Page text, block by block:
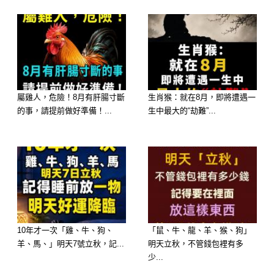
屬羊人的基本底層性格
屬羊的人通常有幾個共同特質：
內心細膩敏感，容易替別人著想
不喜歡衝突，寧可自己吞下壓力
外表柔和，但內心其實很有韌性，只是
不輕易表現
他們的人生不像爆發型，而是「慢熱累
積型」，前期看似普通，中後期才逐漸
顯現真正的命運厚度。
屬雞人，危險！8月有肝腸寸斷
的事，請提前做好準備！...
生肖猴：就在8月，即將遭遇一
生中最大的“劫難”...
10年才一次「雞、牛、狗、
羊、馬、」明天7號立秋，記...
「鼠、牛、龍、羊、猴、狗」
明天立秋，不管錢包裡有多
少...